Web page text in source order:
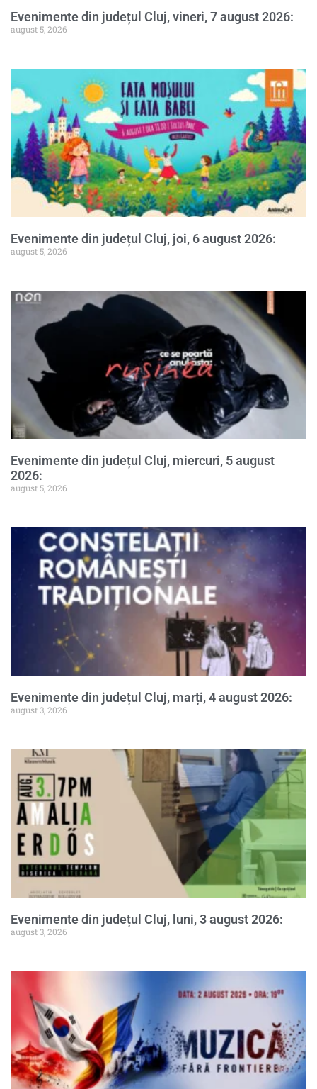
Evenimente din județul Cluj, vineri, 7 august 2026:
august 5, 2026
Evenimente din județul Cluj, joi, 6 august 2026:
august 5, 2026
Evenimente din județul Cluj, miercuri, 5 august
2026:
august 5, 2026
Evenimente din județul Cluj, marți, 4 august 2026:
august 3, 2026
Evenimente din județul Cluj, luni, 3 august 2026:
august 3, 2026